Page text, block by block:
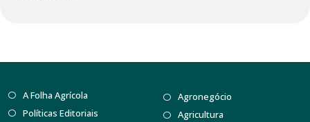
A Folha Agrícola
Políticas Editoriais
Agronegócio
Agricultura